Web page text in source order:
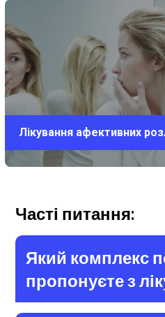
Лікування афективних
Часті питання:
Який комплекс
пропонуєте з